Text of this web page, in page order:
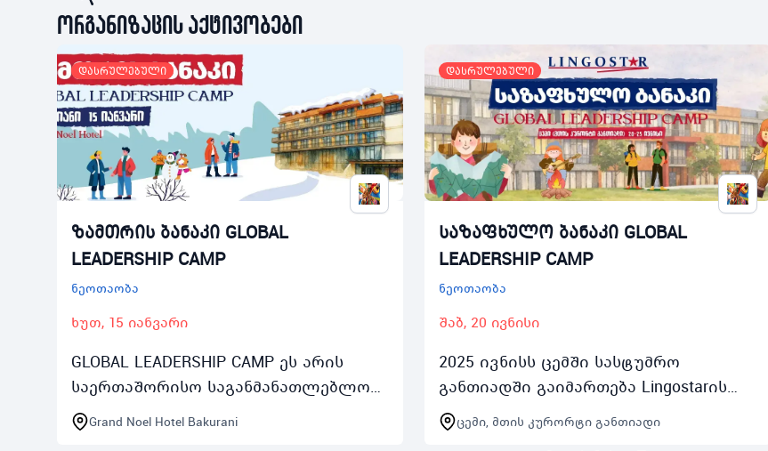
ორგანიზაცის აქტივობები
დასრულებული
ზამთრის ბანაკი GLOBAL
LEADERSHIP CAMP
ნეოთაობა
ხუთ, 15 იანვარი
GLOBAL LEADERSHIP CAMP ეს არის
საერთაშორისო საგანმანათლებლო
ზამთრის ინგლისურენოვანი ბანაკი
1417 წლის მოზარდებისთვის
Grand Noel Hotel Bakurani
დასრულებული
საზაფხულო ბანაკი GLOBAL
LEADERSHIP CAMP
ნეოთაობა
შაბ, 20 ივნისი
2025 ივნისს ცემში სასტუმრო
განთიადში გაიმართება Lingostarის
GLOBAL LEADERSHIP CAMP
ინგლისურენოვანი საზაფხულო
ცემი, მთის კურორტი განთიადი